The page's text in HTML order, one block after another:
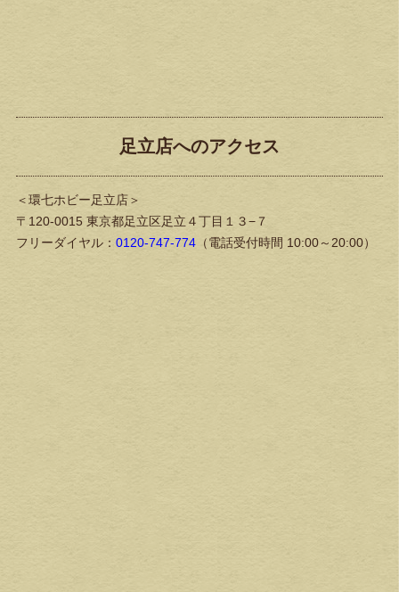
足立店へのアクセス
＜環七ホビー足立店＞
〒120-0015 東京都足立区足立４丁目１３−７
フリーダイヤル： 0120-747-774（電話受付時間 10:00～20:00）